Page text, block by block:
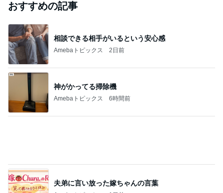
おすすめの記事
相談できる相手がいるという安心感
Amebaトピックス 2日前
神がかってる掃除機
Amebaトピックス 6時間前
夫弟に言い放った嫁ちゃんの言葉